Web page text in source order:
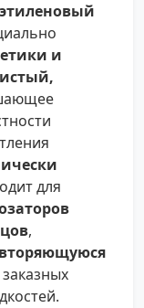
и
для
,